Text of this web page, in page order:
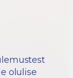
olulise